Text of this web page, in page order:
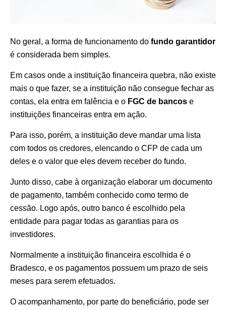
No geral, a forma de funcionamento do fundo garantidor
é considerada bem simples.
Em casos onde a instituição financeira quebra, não existe
mais o que fazer, se a instituição não consegue fechar as
contas, ela entra em falência e o FGC de bancos e
instituições financeiras entra em ação.
Para isso, porém, a instituição deve mandar uma lista
com todos os credores, elencando o CFP de cada um
deles e o valor que eles devem receber do fundo.
Junto disso, cabe à organização elaborar um documento
de pagamento, também conhecido como termo de
cessão. Logo após, outro banco é escolhido pela
entidade para pagar todas as garantias para os
investidores.
Normalmente a instituição financeira escolhida é o
Bradesco, e os pagamentos possuem um prazo de seis
meses para serem efetuados.
O acompanhamento, por parte do beneficiário, pode ser